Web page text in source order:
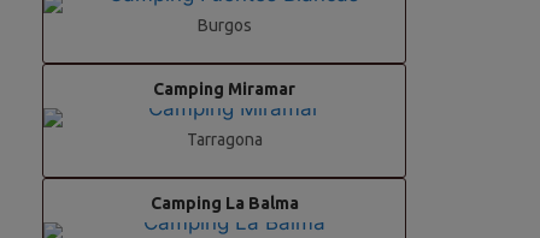
Burgos
Camping Miramar
Tarragona
Camping La Balma